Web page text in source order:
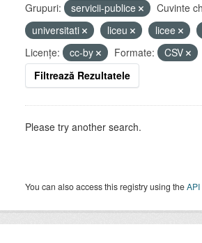
Grupuri: servicii-publice Cuvinte
universitati
liceu licee
Licenţe:
cc-by Formate:
CSV
Filtrează Rezultatele
Please try another search.
You can also access this registry using theAPI